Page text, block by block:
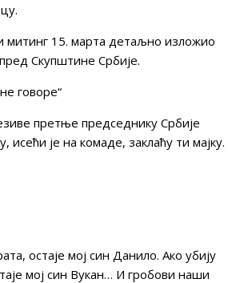
митинг 15. марта детаљно изложио
Скупштине Србије.
говоре“
претње председнику Србије
је на комаде, заклаћу ти мајку.
остаје мој син Данило. Ако убију
мој син Вукан… И гробови наши